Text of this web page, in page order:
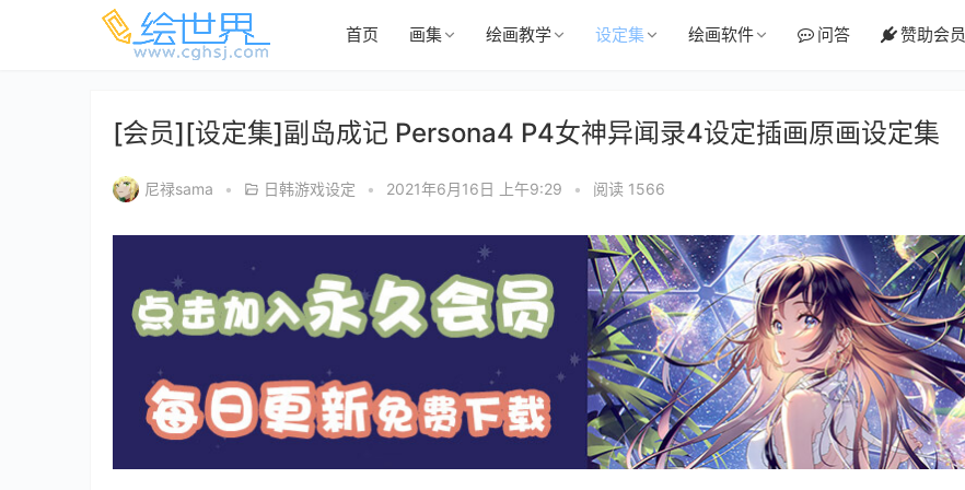
首页 画集 绘画教学 设定集 绘画软件 问答 赞助会员
[会员][设定集]副岛成记 Persona4 P4女神异闻录4设定插画原画设定集
尼禄sama • 日韩游戏设定 • 2021年6月16日 上午9:29 • 阅读 1566